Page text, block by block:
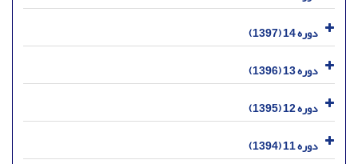
دوره 14 (1397)
دوره 13 (1396)
دوره 12 (1395)
دوره 11 (1394)